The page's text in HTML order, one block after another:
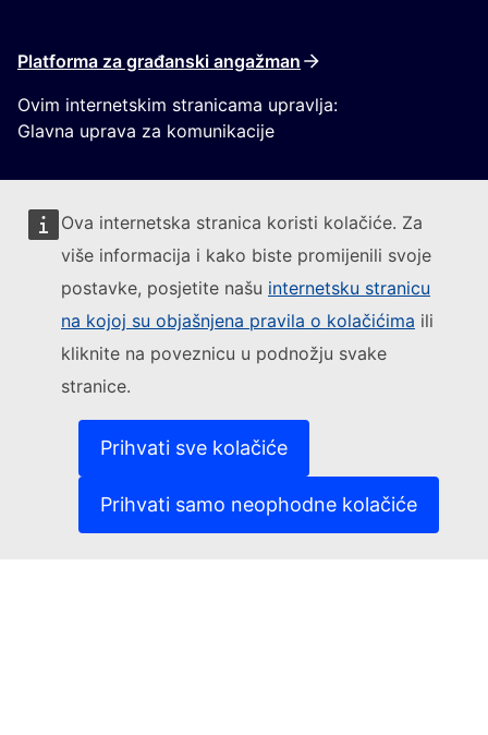
Ova internetska stranica koristi kolačiće. Za
više informacija i kako biste promijenili svoje
postavke, posjetite našu internetsku stranicu
na kojoj su objašnjena pravila o kolačićima ili
kliknite na poveznicu u podnožju svake
stranice.
Prihvati sve kolačiće
Prihvati samo neophodne kolačiće
Platforma za građanski angažman
Ovim internetskim stranicama upravlja:
Glavna uprava za komunikacije
Pratite Europsku komisiju
Kontakt(Vanjska poveznica)
Prijavite ranjivost IT-a
Jezici na našim internetskim stranicama
(Vanjska poveznica)
Politika zaštite privatnosti
Pravna obavijest
(Vanjska poveznica)